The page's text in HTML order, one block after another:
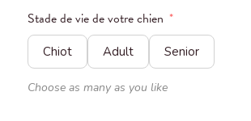
Stade de vie de votre chien *
Chiot Adult Senior
Choose as many as you like